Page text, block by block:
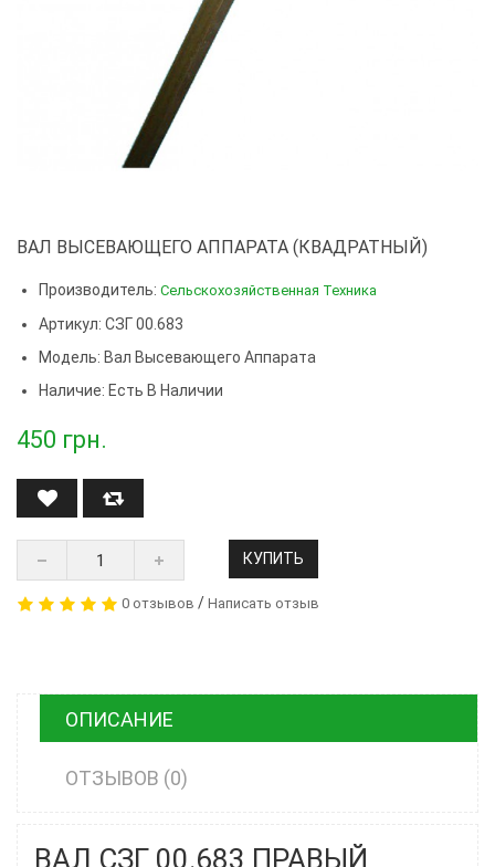
ВАЛ ВЫСЕВАЮЩЕГО АППАРАТА (КВАДРАТНЫЙ)
Производитель: Сельскохозяйственная Техника
Артикул: СЗГ 00.683
Модель: Вал Высевающего Аппарата
Наличие: Есть В Наличии
450 грн.
КУПИТЬ
0 отзывов / Написать отзыв
ОПИСАНИЕ
ОТЗЫВОВ (0)
ВАЛ СЗГ 00.683 ПРАВЫЙ